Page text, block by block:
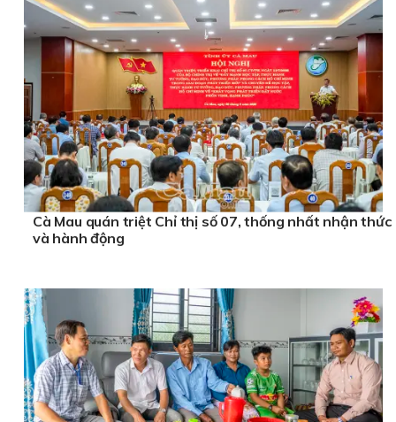
Cà Mau quán triệt Chỉ thị số 07, thống nhất nhận thức
và hành động